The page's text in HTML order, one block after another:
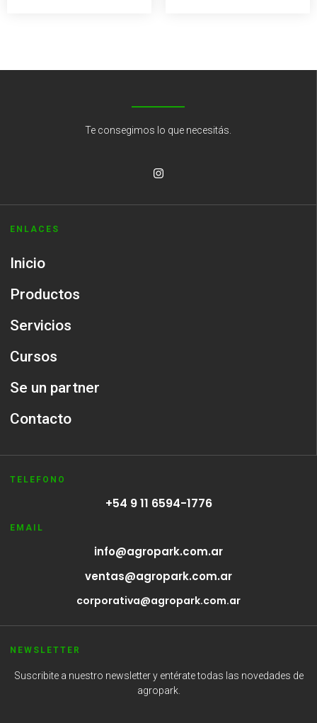
Te consegimos lo que necesitás.
ENLACES
Inicio
Productos
Servicios
Cursos
Se un partner
Contacto
TELEFONO
+54 9 11 6594-1776
EMAIL
info@agropark.com.ar
ventas@agropark.com.ar
corporativa@agropark.com.ar
NEWSLETTER
Suscribite a nuestro newsletter y entérate todas las novedades de
agropark.